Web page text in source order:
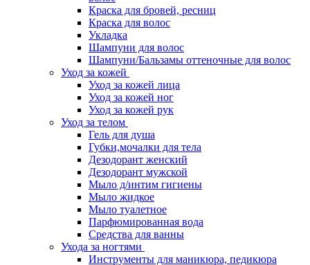
Краска для бровей, ресниц
Краска для волос
Укладка
Шампуни для волос
Шампуни/Бальзамы оттеночные для волос
Уход за кожей
Уход за кожей лица
Уход за кожей ног
Уход за кожей рук
Уход за телом
Гель для душа
Губки,мочалки для тела
Дезодорант женский
Дезодорант мужской
Мыло д/интим гигиены
Мыло жидкое
Мыло туалетное
Парфюмированная вода
Средства для ванны
Ухода за ногтями
Инструменты для маникюра, педикюра